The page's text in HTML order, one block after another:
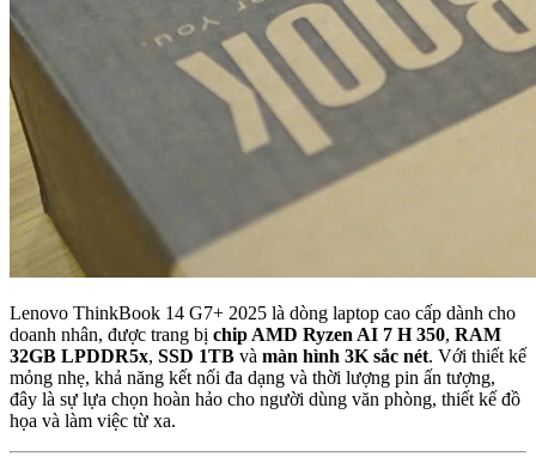
Lenovo ThinkBook 14 G7+ 2025 là dòng laptop cao cấp dành cho
doanh nhân, được trang bị chip AMD Ryzen AI 7 H 350, RAM
32GB LPDDR5x, SSD 1TB và màn hình 3K sắc nét. Với thiết kế
mỏng nhẹ, khả năng kết nối đa dạng và thời lượng pin ấn tượng,
đây là sự lựa chọn hoàn hảo cho người dùng văn phòng, thiết kế đồ
họa và làm việc từ xa.